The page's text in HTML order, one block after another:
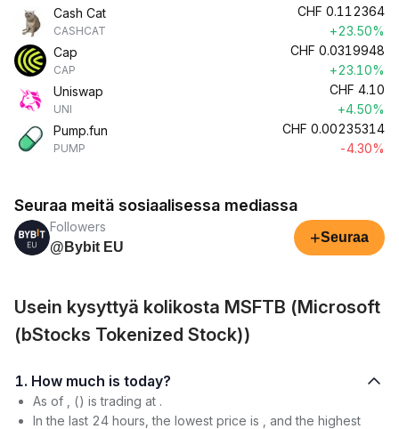
Cash Cat
CASHCAT
CHF 0.112364
+23.50%
Cap
CAP
CHF 0.0319948
+23.10%
Uniswap
UNI
CHF 4.10
+4.50%
Pump.fun
PUMP
CHF 0.00235314
-4.30%
Seuraa meitä sosiaalisessa mediassa
Followers
@Bybit EU
+Seuraa
Usein kysyttyä kolikosta MSFTB (Microsoft
(bStocks Tokenized Stock))
1. How much is today?
As of , () is trading at .
In the last 24 hours, the lowest price is , and the highest